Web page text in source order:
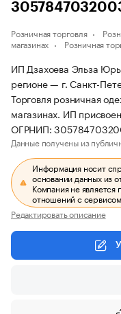
Розничная торговля
магазинах
Розничная
ИП Дзахоева Эльза
регионе — г. Санкт-
Торговля розничная
магазинах. ИП
ОГРНИП:
Данные получены из
Информация носит
основании данных из
Компания не является
отношений с
Редактировать описание